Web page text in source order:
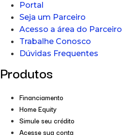
Portal
Seja um Parceiro
Acesso a área do Parceiro
Trabalhe Conosco
Dúvidas Frequentes
Produtos
Financiamento
Home Equity
Simule seu crédito
Acesse sua conta